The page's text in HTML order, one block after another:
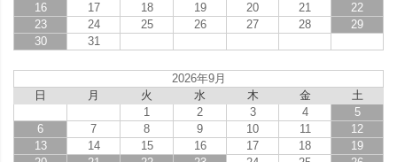
16
17 18 19 20 21
22
23
24 25 26 27 28
29
30
31
2026年9月
日
月 火 水 木 金
土
1
2 3 4
5
6
7 8 9 10 11
12
13
14 15 16 17 18
19